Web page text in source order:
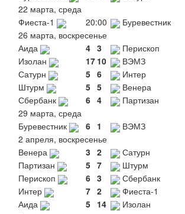
22 марта, среда
Фиеста-1
20:00
Буревестник
26 марта, воскресенье
Аида
4 3
Перископ
Изолан
17 10
ВЭМЗ
Сатурн
5 6
Интер
Штурм
5 5
Венера
Сбербанк
6 4
Партизан
29 марта, среда
Буревестник
6 1
ВЭМЗ
2 апреля, воскресенье
Венера
3 2
Сатурн
Партизан
5 7
Штурм
Перископ
6 3
Сбербанк
Интер
7 2
Фиеста-1
Аида
5 14
Изолан